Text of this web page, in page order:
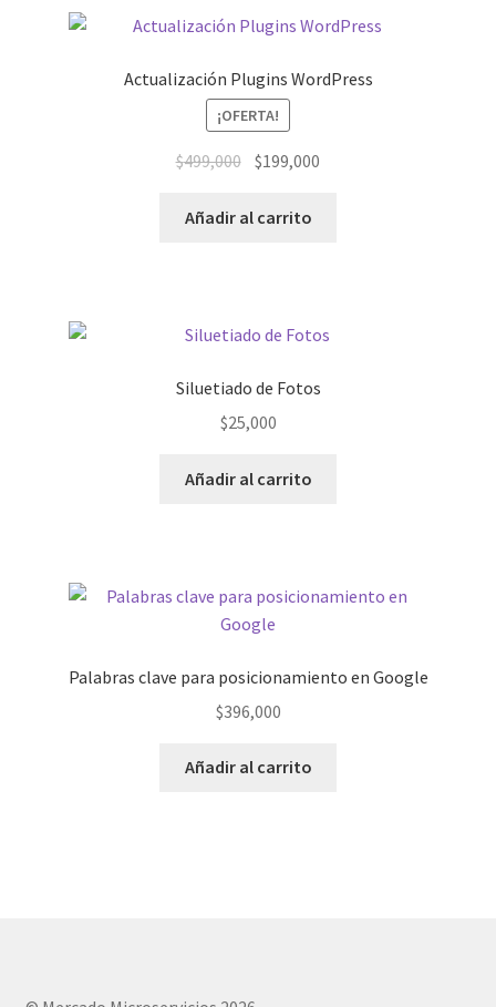
Actualización Plugins WordPress
¡OFERTA!
$499,000 El
original
$199,000
Añadir al carrito
Siluetiado de Fotos
$25,000
Añadir al carrito
Palabras clave para posicionamiento en Google
$396,000
Añadir al carrito